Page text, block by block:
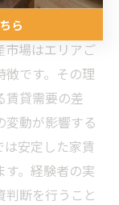
市場はエリアご
徴です。その理
賃貸需要の差
変動が影響する
安定した家賃
。経験者の実
断を行うこと
ら
ら